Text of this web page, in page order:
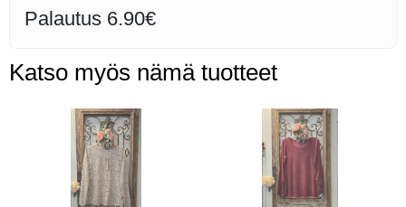
Palautus 6.90€
Katso myös nämä tuotteet